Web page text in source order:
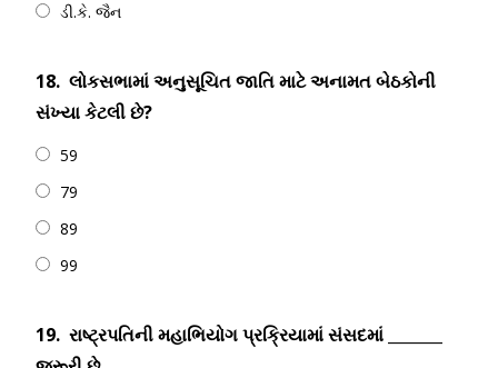
ડી.કે. જૈન
18. લોકસભામાં અનુસૂચિત જાતિ માટે અનામત બેઠકોની
સંખ્યા કેટલી છે?
59
79
89
99
19. રાષ્ટ્રપતિની મહાભિયોગ પ્રક્રિયામાં સંસદમાં _______